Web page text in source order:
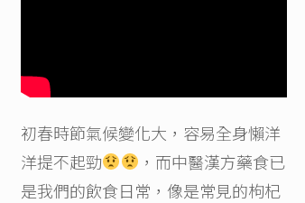
初春時節氣候變化大，容易全身懶洋
洋提不起勁
，而中醫漢方藥食已
是我們的飲食日常，像是常見的枸杞